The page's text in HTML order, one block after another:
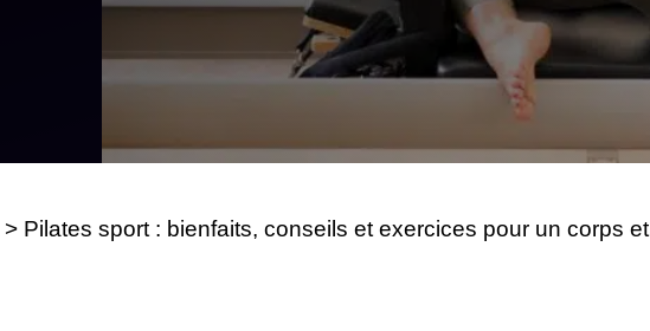
> Pilates sport : bienfaits, conseils et exercices pour un corps et